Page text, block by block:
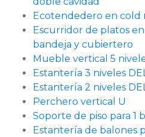
Ecotendedero en
Escurridor de platos
bandeja y cubiertero
Mueble vertical 5
Estantería 3 niveles
Estantería 2 niveles
Perchero vertical U
Soporte de piso para 1
Estantería de balones